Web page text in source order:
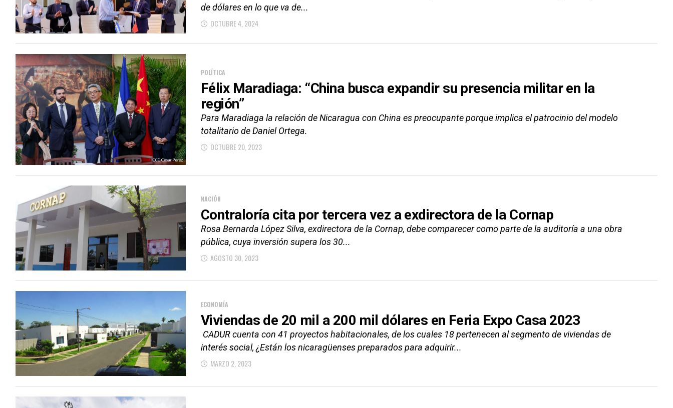
de dólares en lo que va de...
OCTUBRE 4, 2024
POLÍTICA
Félix Maradiaga: “China busca expandir su presencia militar en la
región”
Para Maradiaga la relación de Nicaragua con China es preocupante porque implica el patrocinio del modelo
totalitario de Daniel Ortega.
OCTUBRE 20, 2023
NACIÓN
Contraloría cita por tercera vez a exdirectora de la Cornap
Rosa Bernarda López Silva, exdirectora de la Cornap, debe comparecer como parte de la auditoría a una obra
pública, cuya inversión supera los 30...
AGOSTO 30, 2023
ECONOMÍA
Viviendas de 20 mil a 200 mil dólares en Feria Expo Casa 2023
CADUR cuenta con 41 proyectos habitacionales, de los cuales 18 pertenecen al segmento de viviendas de
interés social, ¿Están los nicaragüenses preparados para adquirir...
MARZO 2, 2023